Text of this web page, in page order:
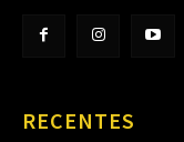
RECENTES